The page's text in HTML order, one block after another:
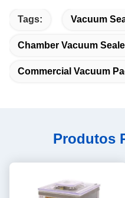
Tags: Vacuum
Chamber Vacuum
Commercial Vacuum
Produtos